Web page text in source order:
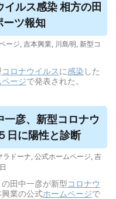
イルス感染 相方の田
ーツ報知
ージ, 吉本興業, 川島明, 新型コ
コロナウイルスに感染 した
ージで発表された。
一彦、新型コロナウ
日に陽性と診断
ラドーナ, 公式ホームページ, 吉
田中一彦が新型コロナウ
業の公式ホームページで